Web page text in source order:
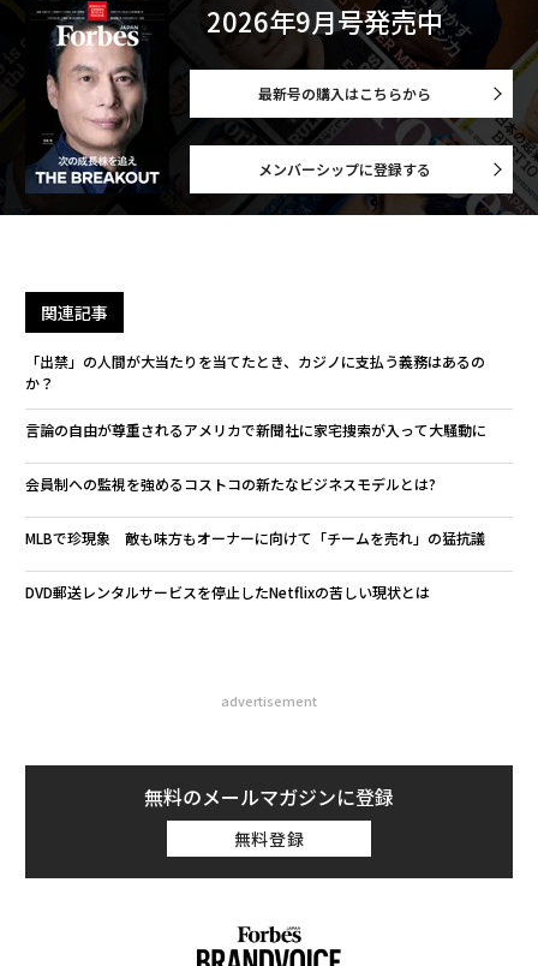
2026年9月号発売中
最新号の購入はこちらから
メンバーシップに登録する
関連記事
「出禁」の人間が大当たりを当てたとき、カジノに支払う義務はあるの
か？
言論の自由が尊重されるアメリカで新聞社に家宅捜索が入って大騒動に
会員制への監視を強めるコストコの新たなビジネスモデルとは?
MLBで珍現象 敵も味方もオーナーに向けて「チームを売れ」の猛抗議
DVD郵送レンタルサービスを停止したNetflixの苦しい現状とは
advertisement
無料のメールマガジンに登録
無料登録